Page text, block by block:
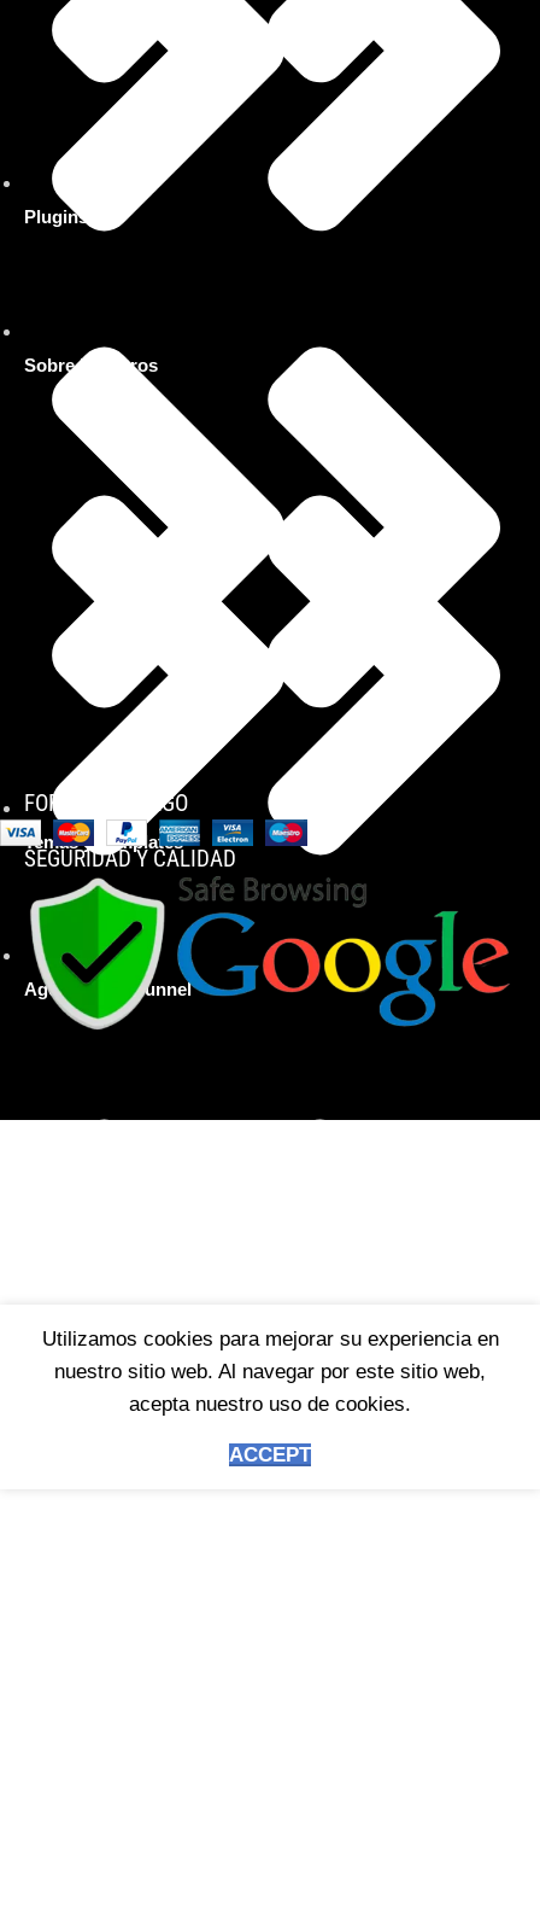
Plugins
Temas y Templates
Sobre Nosotros
Agencia Top Funnel
FORMAS DE PAGO
SEGURIDAD Y CALIDAD
Utilizamos cookies para mejorar su experiencia en
nuestro sitio web. Al navegar por este sitio web,
acepta nuestro uso de cookies.
ACCEPT